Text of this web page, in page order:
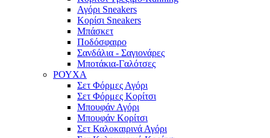
Αγόρι Sneakers
Κορίσι Sneakers
Μπάσκετ
Ποδόσφαιρο
Σανδάλια - Σαγιονάρες
Μποτάκια-Γαλότσες
ΡΟΥΧΑ
Σετ Φόρμες Αγόρι
Σετ Φόρμες Κορίτσι
Μπουφάν Αγόρι
Μπουφάν Κορίτσι
Σετ Καλοκαιρινά Αγόρι